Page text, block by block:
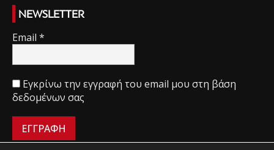
NEWSLETTER
Email *
Εγκρίνω την εγγραφή του email μου στη βάση
δεδομένων σας